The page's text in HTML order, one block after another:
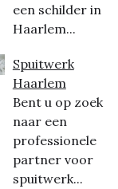
een schilder in
Haarlem...
Spuitwerk
Haarlem
Bent u op zoek
naar een
professionele
partner voor
spuitwerk...